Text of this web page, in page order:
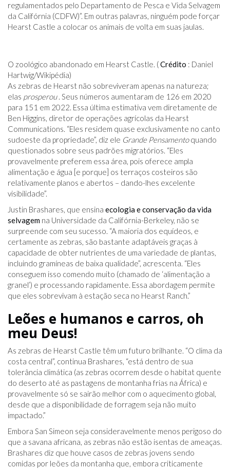
regulamentados pelo Departamento de Pesca e Vida Selvagem
da Califórnia (CDFW)”. Em outras palavras, ninguém pode forçar
Hearst Castle a colocar os animais de volta em suas jaulas.
O zoológico abandonado em Hearst Castle. (Crédito : Daniel
Hartwig/Wikipédia)
As zebras de Hearst não sobreviveram apenas na natureza;
elas prosperou. Seus números aumentaram de 126 em 2020
para 151 em 2022. Essa última estimativa vem diretamente de
Ben Higgins, diretor de operações agrícolas da Hearst
Communications. “Eles residem quase exclusivamente no canto
sudoeste da propriedade”, diz ele Grande Pensamentoquando
questionados sobre seus padrões migratórios. “Eles
provavelmente preferem essa área, pois oferece ampla
alimentação e água [e porque] os terraços costeiros são
relativamente planos e abertos – dando-lhes excelente
visibilidade”.
Justin Brashares, que ensina ecologia e conservação da vida
selvagem na Universidade da Califórnia-Berkeley, não se
surpreende com seu sucesso. “A maioria dos equídeos, e
certamente as zebras, são bastante adaptáveis ​​graças à
capacidade de obter nutrientes de uma variedade de plantas,
incluindo gramíneas de baixa qualidade”, acrescenta. “Eles
conseguem isso comendo muito (chamado de ‘alimentação a
granel’) e processando rapidamente. Essa abordagem permite
que eles sobrevivam à estação seca no Hearst Ranch.”
Leões e humanos e carros, oh
meu Deus!
As zebras de Hearst Castle têm um futuro brilhante. “O clima da
costa central”, continua Brashares, “está dentro de sua
tolerância climática (as zebras ocorrem desde o habitat quente
do deserto até as pastagens de montanha frias na África) e
provavelmente só se sairão melhor com o aquecimento global,
desde que a disponibilidade de forragem seja não muito
impactado.”
Embora San Simeon seja consideravelmente menos perigoso do
que a savana africana, as zebras não estão isentas de ameaças.
Brashares diz que houve casos de zebras jovens sendo
comidas por leões da montanha que, embora criticamente